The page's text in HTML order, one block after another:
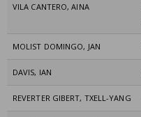
VILA CANTERO, AINA
MOLIST DOMINGO, JAN
DAVIS, IAN
REVERTER GIBERT, TXELL-YANG